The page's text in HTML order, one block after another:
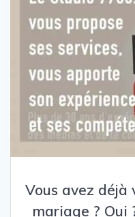
Vous avez
mariage ? Oui